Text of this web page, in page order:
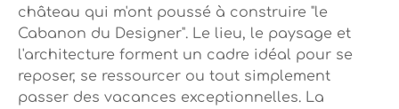
château qui m'ont poussé à construire "le
Cabanon du Designer". Le lieu, le paysage et
l'architecture forment un cadre idéal pour se
reposer, se ressourcer ou tout simplement
passer des vacances exceptionnelles. La